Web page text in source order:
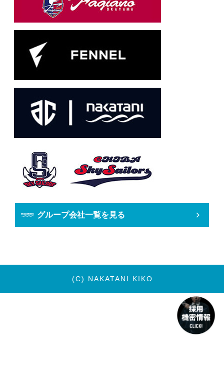
グループ会社一覧を見る
(C) NAKATANI KIKO